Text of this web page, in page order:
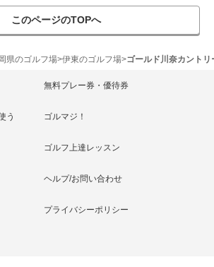
このページのTOPへ
県のゴルフ場 伊東のゴルフ場 ゴールド川奈カントリ
無料プレー券・優待券
う ゴルマジ！
ゴルフ上達レッスン
ヘルプ/お問い合わせ
プライバシーポリシー